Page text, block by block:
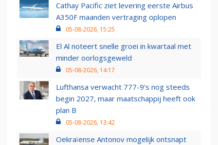
Cathay Pacific ziet levering eerste Airbus
A350F maanden vertraging oplopen
05-08-2026, 15:25
El Al noteert snelle groei in kwartaal met
minder oorlogsgeweld
05-08-2026, 14:17
Lufthansa verwacht 777-9’s nog steeds
begin 2027, maar maatschappij heeft ook
plan B
05-08-2026, 13:42
Oekraïense Antonov mogelijk ontsnapt